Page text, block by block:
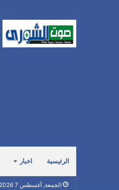
الرئيسية اخبار
الجمعة, أغسطس 7 2026